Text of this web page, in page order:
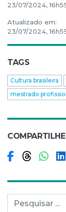
23/07/2024,
Atualizado em:
23/07/2024,
TAGS
Cultura brasileira
mestrado
COMPARTILHE
Pesquisar por: